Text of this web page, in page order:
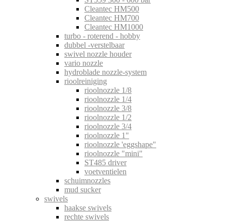
Cleantec HM500
Cleantec HM700
Cleantec HM1000
turbo - roterend - hobby
dubbel -verstelbaar
swivel nozzle houder
vario nozzle
hydroblade nozzle-system
rioolreiniging
rioolnozzle 1/8
rioolnozzle 1/4
rioolnozzle 3/8
rioolnozzle 1/2
rioolnozzle 3/4
rioolnozzle 1"
rioolnozzle 'eggshape"
rioolnozzle "mini"
ST485 driver
voetventielen
schuimnozzles
mud sucker
swivels
haakse swivels
rechte swivels